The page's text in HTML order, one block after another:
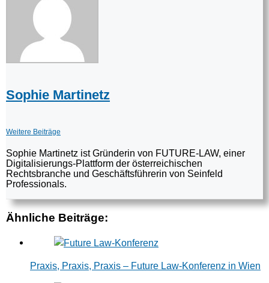
Sophie Martinetz
Weitere Beiträge
Sophie Martinetz ist Gründerin von FUTURE-LAW, einer
Digitalisierungs-Plattform der österreichischen
Rechtsbranche und Geschäftsführerin von Seinfeld
Professionals.
Ähnliche Beiträge:
Praxis, Praxis, Praxis – Future Law-Konferenz in Wien